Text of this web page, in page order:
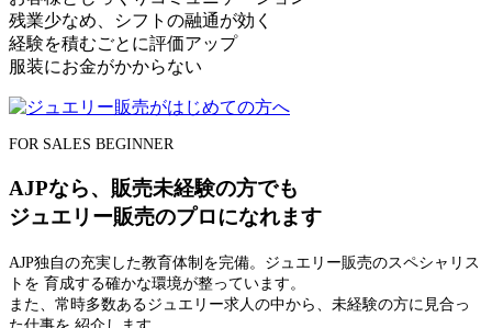
残業少なめ、シフトの融通が効く
経験を積むごとに評価アップ
服装にお金がかからない
FOR SALES BEGINNER
AJPなら、販売未経験の方でも
ジュエリー販売のプロになれます
AJP独自の充実した教育体制を完備。ジュエリー販売のスペシャリス
トを 育成する確かな環境が整っています。
また、常時多数あるジュエリー求人の中から、未経験の方に見合っ
た仕事を 紹介します。